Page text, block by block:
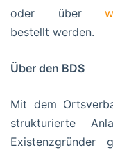
oder über
bestellt werden.
Über den BDS
Mit dem
strukturierte
Existenzgründer